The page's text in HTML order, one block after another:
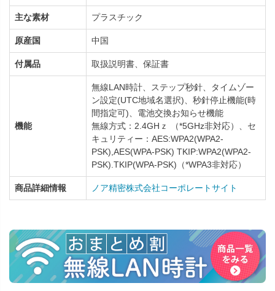
主な素材 プラスチック
原産国 中国
付属品 取扱説明書、保証書
機能
無線LAN時計、ステップ秒針、タイムゾー
ン設定(UTC地域名選択)、秒針停止機能(時
間指定可)、電池交換お知らせ機能
無線方式：2.4GHｚ （*5GHz非対応）、セ
キュリティー：AES:WPA2(WPA2-
PSK),AES(WPA-PSK) TKIP:WPA2(WPA2-
PSK).TKIP(WPA-PSK)（*WPA3非対応）
商品詳細情報 ノア精密株式会社コーポレートサイト